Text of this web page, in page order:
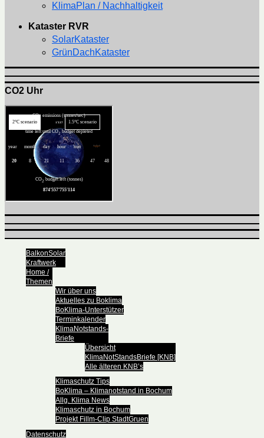
KlimaPlan / Nachhaltigkeit
Kataster RVR
SolarKataster
GrünDachKataster
CO2 Uhr
BalkonSolar
Kraftwerk
Home /
Themen
Wir über uns
Aktuelles zu Boklima
BoKlima-Unterstützer
Terminkalender
KlimaNotstands-
Briefe
Übersicht
KlimaNotStandsBriefe [KNB]
Alle älteren KNB’s
Klimaschutz Tips
BoKlima – Klimanotstand in Bochum
Allg. Klima News
Klimaschutz in Bochum
Projekt Fillm-Clip StadtGruen
Datenschutz